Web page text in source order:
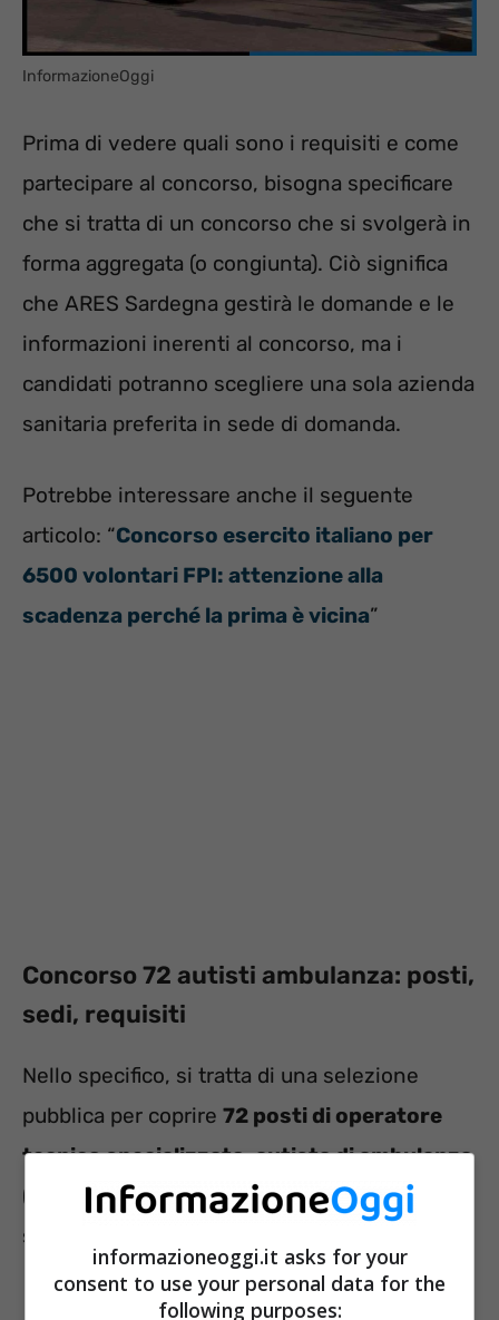
InformazioneOggi
Prima di vedere quali sono i requisiti e come
partecipare al concorso, bisogna specificare
che si tratta di un concorso che si svolgerà in
forma aggregata (o congiunta). Ciò significa
che ARES Sardegna gestirà le domande e le
informazioni inerenti al concorso, ma i
candidati potranno scegliere una sola azienda
sanitaria preferita in sede di domanda.
Potrebbe interessare anche il seguente
articolo: “Concorso esercito italiano per
6500 volontari FPI: attenzione alla
scadenza perché la prima è vicina”
Concorso 72 autisti ambulanza: posti,
sedi, requisiti
Nello specifico, si tratta di una selezione
pubblica per coprire 72 posti di operatore
tecnico specializzato, autista di ambulanza
(categoria B, livello economico Super) così
suddivisi:
43 posti presso AREUS Sardegna;
informazioneoggi.it asks for your
consent to use your personal data for the
following purposes: